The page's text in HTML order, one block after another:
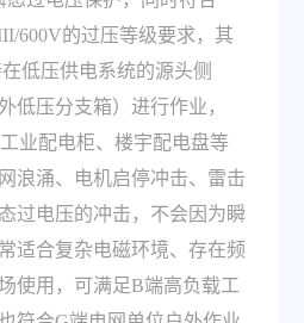
600V的过压等级要求，其
低压供电系统的源头侧
低压分支箱）进行作业，
业配电柜、楼宇配电盘等
浪涌、电机启停冲击、雷击
过电压的冲击，不会因为瞬
适合复杂电磁环境、存在频
使用，可满足B端高负载工